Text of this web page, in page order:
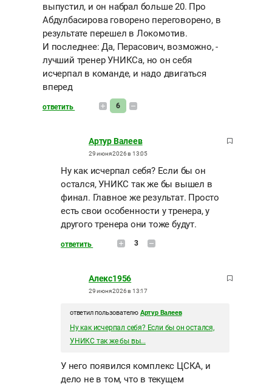
выпустил, и он набрал больше 20. Про
Абдулбасирова говорено переговорено, в
результате перешел в Локомотив.
И последнее: Да, Перасович, возможно, -
лучший тренер УНИКСа, но он себя
исчерпал в команде, и надо двигаться
вперед
ответить 6
Артур Валеев
29 июня 2026 в 13:05
Ну как исчерпал себя? Если бы он
остался, УНИКС так же бы вышел в
финал. Главное же результат. Просто
есть свои особенности у тренера, у
другого тренера они тоже будут.
ответить 3
Алекс1956
29 июня 2026 в 13:17
ответил пользователю Артур Валеев
Ну как исчерпал себя? Если бы он остался,
УНИКС так же бы вы...
У него появился комплекс ЦСКА, и
дело не в том, что в текущем